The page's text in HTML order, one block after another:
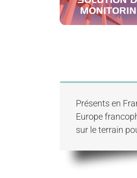
Présents en
Europe
sur le terrain